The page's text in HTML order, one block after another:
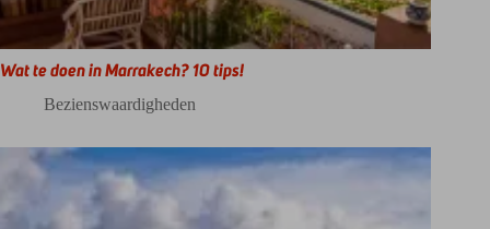
Wat te doen in Marrakech? 10 tips!
Bezienswaardigheden